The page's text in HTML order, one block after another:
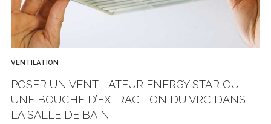
VENTILATION
POSER UN VENTILATEUR ENERGY STAR OU
UNE BOUCHE D’EXTRACTION DU VRC DANS
LA SALLE DE BAIN